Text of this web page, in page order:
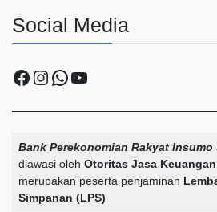
Social Media
Facebook
Instagram
WhatsApp
YouTube
Bank Perekonomian Rakyat Insumo
diawasi oleh Otoritas Jasa
merupakan peserta penjaminan
Simpanan (LPS)